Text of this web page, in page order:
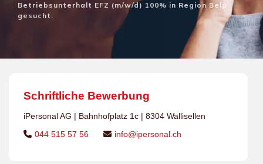
Betriebsunterhalt EFZ (m/w/d) 100% in Region Belp
gesucht.
Schriftliche Bewerbung
iPersonal AG | Bahnhofplatz 1c | 8304 Wallisellen
044 515 57 56
info@ipersonal.ch